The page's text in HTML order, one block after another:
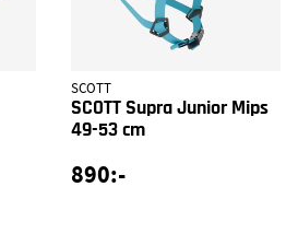
SCOTT
SCOTT Supra Junior Mips
49-53 cm
890:-